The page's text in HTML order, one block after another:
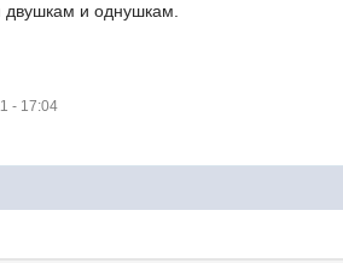
двушкам и однушкам.
- 17:04